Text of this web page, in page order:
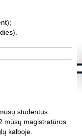
studentus
mūsų magistratūros
kalboje.